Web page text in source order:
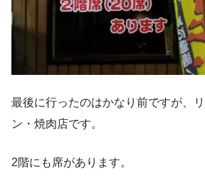
最後に行ったのはかなり前ですが、
ン・焼肉店です。
2階にも席があります。